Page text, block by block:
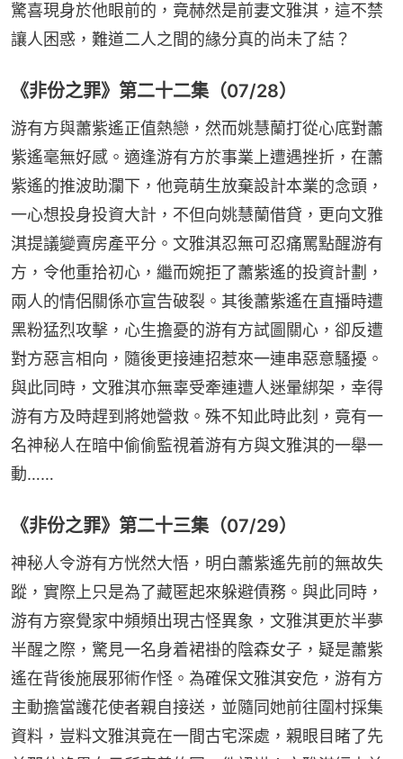
驚喜現身於他眼前的，竟赫然是前妻文雅淇，這不禁
讓人困惑，難道二人之間的緣分真的尚未了結？
《非份之罪》第二十二集（07/28）
游有方與蕭紫遙正值熱戀，然而姚慧蘭打從心底對蕭
紫遙毫無好感。適逢游有方於事業上遭遇挫折，在蕭
紫遙的推波助瀾下，他竟萌生放棄設計本業的念頭，
一心想投身投資大計，不但向姚慧蘭借貸，更向文雅
淇提議變賣房產平分。文雅淇忍無可忍痛罵點醒游有
方，令他重拾初心，繼而婉拒了蕭紫遙的投資計劃，
兩人的情侶關係亦宣告破裂。其後蕭紫遙在直播時遭
黑粉猛烈攻擊，心生擔憂的游有方試圖關心，卻反遭
對方惡言相向，隨後更接連招惹來一連串惡意騷擾。
與此同時，文雅淇亦無辜受牽連遭人迷暈綁架，幸得
游有方及時趕到將她營救。殊不知此時此刻，竟有一
名神秘人在暗中偷偷監視着游有方與文雅淇的一舉一
動……
《非份之罪》第二十三集（07/29）
神秘人令游有方恍然大悟，明白蕭紫遙先前的無故失
蹤，實際上只是為了藏匿起來躲避債務。與此同時，
游有方察覺家中頻頻出現古怪異象，文雅淇更於半夢
半醒之際，驚見一名身着裙褂的陰森女子，疑是蕭紫
遙在背後施展邪術作怪。為確保文雅淇安危，游有方
主動擔當護花使者親自接送，並隨同她前往圍村採集
資料，豈料文雅淇竟在一間古宅深處，親眼目睹了先